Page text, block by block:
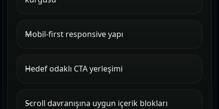
Mobil-first responsive yapı
Hedef odaklı CTA yerleşimi
Scroll davranışına uygun içerik blokları